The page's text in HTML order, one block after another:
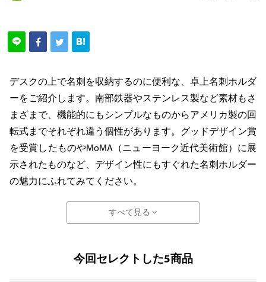
デスクの上で名刺を収納するのに便利な、卓上名刺ホルダ
ーをご紹介します。南部鉄器やステンレス製など素材もさ
まざまで、機能的にもシンプルなものからアメリカ製の回
転式までそれぞれ違う個性があります。グッドデザイン賞
を受賞したものやMoMA（ニューヨーク近代美術館）に展
示されたものなど、デザイン性にもすぐれた名刺ホルダー
の魅力にふれてみてください。
すべて見る
今回セレクトした5商品